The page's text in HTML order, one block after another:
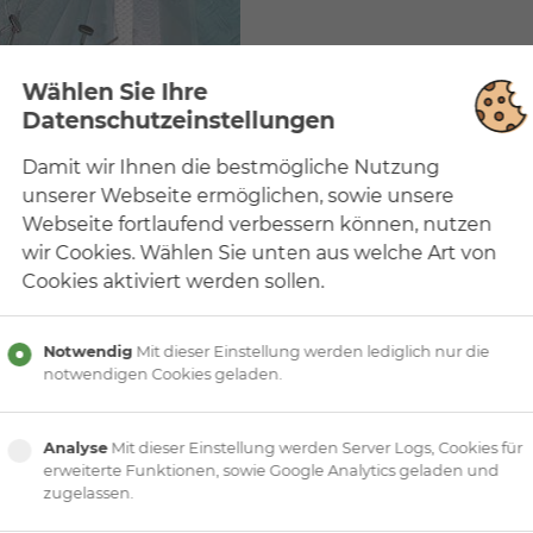
/satiniert
Acrylglasscheiben und einem Rundrohrhandlauf aus
Wählen Sie Ihre
Datenschutzeinstellungen
Damit wir Ihnen die bestmögliche Nutzung
unserer Webseite ermöglichen, sowie unsere
Webseite fortlaufend verbessern können, nutzen
wir Cookies. Wählen Sie unten aus welche Art von
Cookies aktiviert werden sollen.
Notwendig Mit dieser Einstellung werden lediglich nur die
notwendigen Cookies geladen.
Analyse Mit dieser Einstellung werden Server Logs, Cookies für
erweiterte Funktionen, sowie Google Analytics geladen und
zugelassen.